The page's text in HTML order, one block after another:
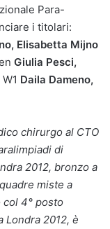
Para-
i titolari:
Elisabetta Mijno
Giulia Pesci,
Daila Dameno,
chirurgo al CTO
di
2012, bronzo a
miste a
col 4° posto
Londra 2012, è